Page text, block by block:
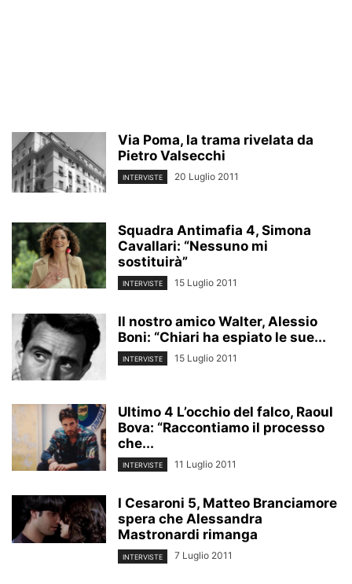
Via Poma, la trama rivelata da
Pietro Valsecchi
INTERVISTE 20 Luglio 2011
Squadra Antimafia 4, Simona
Cavallari: “Nessuno mi
sostituirà”
INTERVISTE 15 Luglio 2011
Il nostro amico Walter, Alessio
Boni: “Chiari ha espiato le sue...
INTERVISTE 15 Luglio 2011
Ultimo 4 L’occhio del falco, Raoul
Bova: “Raccontiamo il processo
che...
INTERVISTE 11 Luglio 2011
I Cesaroni 5, Matteo Branciamore
spera che Alessandra
Mastronardi rimanga
INTERVISTE 7 Luglio 2011